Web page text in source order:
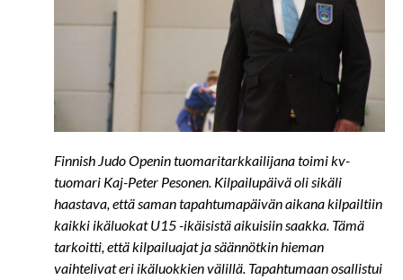
Finnish Judo Openin tuomaritarkkailijana toimi kv-
tuomari Kaj-Peter Pesonen. Kilpailupäivä oli sikäli
haastava, että saman tapahtumapäivän aikana kilpailtiin
kaikki ikäluokat U15 -ikäisistä aikuisiin saakka. Tämä
tarkoitti, että kilpailuajat ja säännötkin hieman
vaihtelivat eri ikäluokkien välillä. Tapahtumaan osallistui